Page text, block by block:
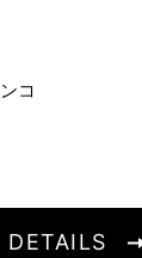
コ
DETAILS